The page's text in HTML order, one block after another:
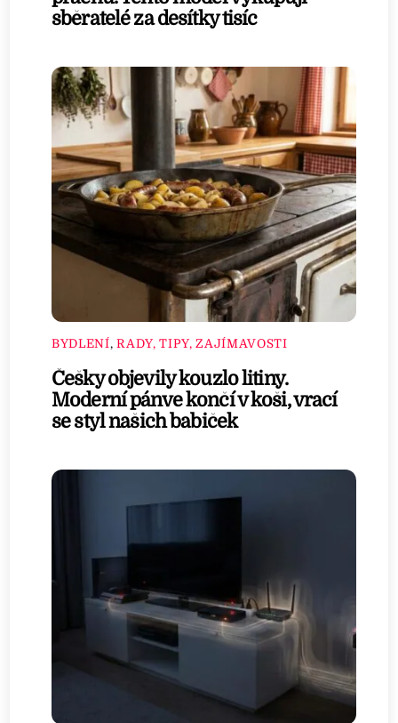
sběratelé za desítky tisíc
BYDLENÍ,RADY, TIPY, ZAJÍMAVOSTI
Češky objevily kouzlo litiny.
Moderní pánve končí v koši, vrací
se styl našich babiček